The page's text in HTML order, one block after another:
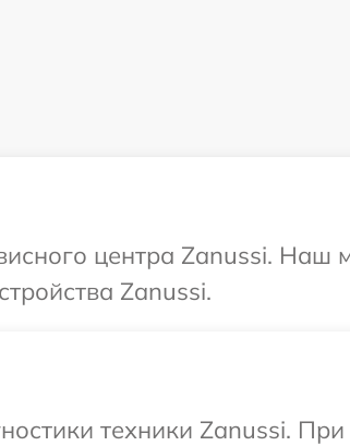
центра Zanussi. Наш
Zanussi.
техники Zanussi. При